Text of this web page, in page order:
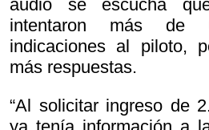
audio se escucha
intentaron más de
indicaciones al piloto,
más respuestas.
“Al solicitar ingreso de